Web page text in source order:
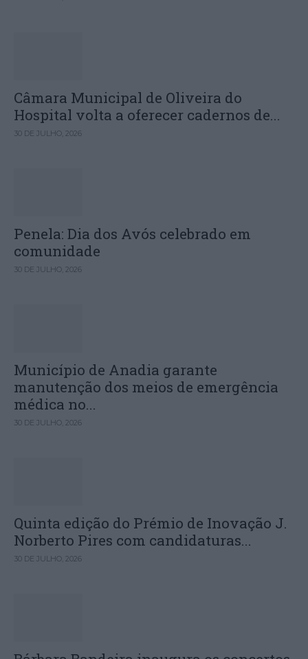
Câmara Municipal de Oliveira do
Hospital volta a oferecer cadernos de...
30 DE JULHO, 2026
Penela: Dia dos Avós celebrado em
comunidade
30 DE JULHO, 2026
Município de Anadia garante
manutenção dos meios de emergência
médica no...
30 DE JULHO, 2026
Quinta edição do Prémio de Inovação J.
Norberto Pires com candidaturas...
30 DE JULHO, 2026